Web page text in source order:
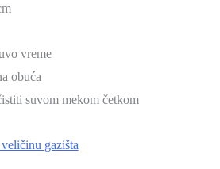
vreme
obuća
suvom mekom četkom
gazišta